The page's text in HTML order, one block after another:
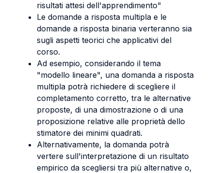
risultati attesi dell'apprendimento"
Le domande a risposta multipla e le
domande a risposta binaria verteranno sia
sugli aspetti teorici che applicativi del
corso.
Ad esempio, considerando il tema
"modello lineare", una domanda a risposta
multipla potrà richiedere di scegliere il
completamento corretto, tra le alternative
proposte, di una dimostrazione o di una
proposizione relative alle proprietà dello
stimatore dei minimi quadrati.
Alternativamente, la domanda potrà
vertere sull'interpretazione di un risultato
empirico da scegliersi tra più alternative o,